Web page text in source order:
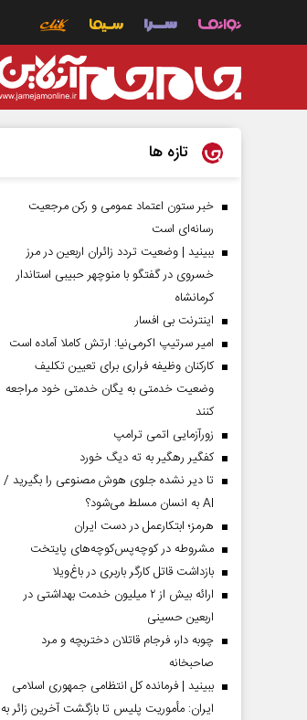
تازه ها
خبر ستون اعتماد عمومی و رکن مرجعیت
رسانه‌ای است
ببینید | وضعیت تردد زائران اربعین در مرز
خسروی در گفتگو با منوچهر حبیبی استاندار
کرمانشاه
اینترنت بی افسار
امیر سرتیپ اکرمی‌نیا: ارتش کاملا آماده است
کارکنان وظیفه فراری برای تعیین تکلیف
وضعیت خدمتی به یگان خدمتی خود مراجعه
کنند
زورآزمایی اتمی ترامپ
کفگیر رهگیر به ته دیگ خورد
تا دیر نشده جلوی هوش مصنوعی را بگیرید /
AI به انسان مسلط می‌شود؟
هرمز؛ ابتکارعمل در دست ایران
مشروطه در کوچه‌پس‌کوچه‌های پایتخت
بازداشت قاتل کارگر باربری در باغ‌ویلا
ارائه بیش از ۲ میلیون خدمت بهداشتی در
اربعین حسینی
چوبه دار، فرجام قاتلان دختربچه و مرد
صاحبخانه
ببینید | فرمانده کل انتظامی جمهوری اسلامی
ایران­: مأموریت پلیس تا بازگشت آخرین زائر به